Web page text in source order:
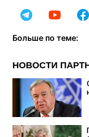
Больше по теме: